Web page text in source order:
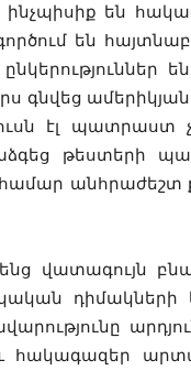
են
են
գնվեց ամերիկյան
էլ
թեստերի
անհրաժեշտ
վատագույն
դիմակների
և հակագազեր